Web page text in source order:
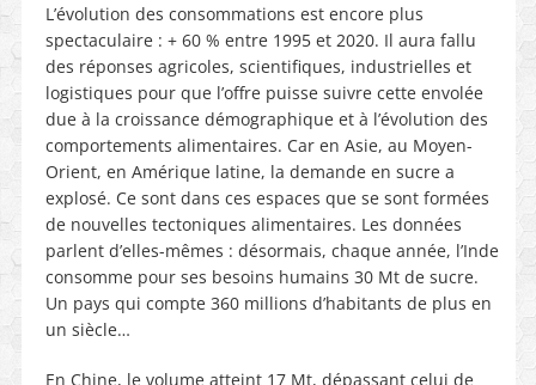
L’évolution des consommations est encore plus
spectaculaire : + 60 % entre 1995 et 2020. Il aura fallu
des réponses agricoles, scientifiques, industrielles et
logistiques pour que l’offre puisse suivre cette envolée
due à la croissance démographique et à l’évolution des
comportements alimentaires. Car en Asie, au Moyen-
Orient, en Amérique latine, la demande en sucre a
explosé. Ce sont dans ces espaces que se sont formées
de nouvelles tectoniques alimentaires. Les données
parlent d’elles-mêmes : désormais, chaque année, l’Inde
consomme pour ses besoins humains 30 Mt de sucre.
Un pays qui compte 360 millions d’habitants de plus en
un siècle…
En Chine, le volume atteint 17 Mt, dépassant celui de